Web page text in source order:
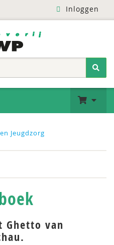
Inloggen
Jeugdzorg
Ghetto van